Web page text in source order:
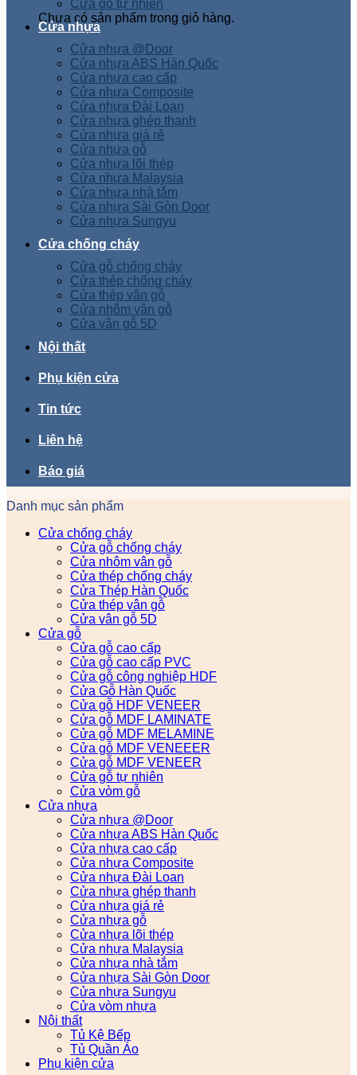
Chưa có sản phẩm trong giỏ hàng.
Cửa gỗ tự nhiên
Cửa nhựa
Cửa nhựa @Door
Cửa nhựa ABS Hàn Quốc
Cửa nhựa cao cấp
Cửa nhựa Composite
Cửa nhựa Đài Loan
Cửa nhựa ghép thanh
Cửa nhựa giá rẻ
Cửa nhựa gỗ
Cửa nhựa lõi thép
Cửa nhựa Malaysia
Cửa nhựa nhà tắm
Cửa nhựa Sài Gòn Door
Cửa nhựa Sungyu
Cửa chống cháy
Cửa gỗ chống cháy
Cửa thép chống cháy
Cửa thép vân gỗ
Cửa nhôm vân gỗ
Cửa vân gỗ 5D
Nội thất
Phụ kiện cửa
Tin tức
Liên hệ
Báo giá
Danh mục sản phẩm
Cửa chống cháy
Cửa gỗ chống cháy
Cửa nhôm vân gỗ
Cửa thép chống cháy
Cửa Thép Hàn Quốc
Cửa thép vân gỗ
Cửa vân gỗ 5D
Cửa gỗ
Cửa gỗ cao cấp
Cửa gỗ cao cấp PVC
Cửa gỗ công nghiệp HDF
Cửa Gỗ Hàn Quốc
Cửa gỗ HDF VENEER
Cửa gỗ MDF LAMINATE
Cửa gỗ MDF MELAMINE
Cửa gỗ MDF VENEEER
Cửa gỗ MDF VENEER
Cửa gỗ tự nhiên
Cửa vòm gỗ
Cửa nhựa
Cửa nhựa @Door
Cửa nhựa ABS Hàn Quốc
Cửa nhựa cao cấp
Cửa nhựa Composite
Cửa nhựa Đài Loan
Cửa nhựa ghép thanh
Cửa nhựa giá rẻ
Cửa nhựa gỗ
Cửa nhựa lõi thép
Cửa nhựa Malaysia
Cửa nhựa nhà tắm
Cửa nhựa Sài Gòn Door
Cửa nhựa Sungyu
Cửa vòm nhựa
Nội thất
Tủ Kệ Bếp
Tủ Quần Áo
Phụ kiện cửa